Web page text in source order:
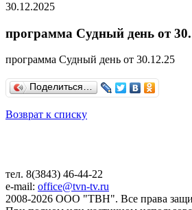
30.12.2025
программа Судный день от
программа Судный день от 30.12.25
Поделиться…
Возврат к списку
тел. 8(3843) 46-44-22
e-mail: office@tvn-tv.ru
2008-2026 ООО "ТВН". Все права